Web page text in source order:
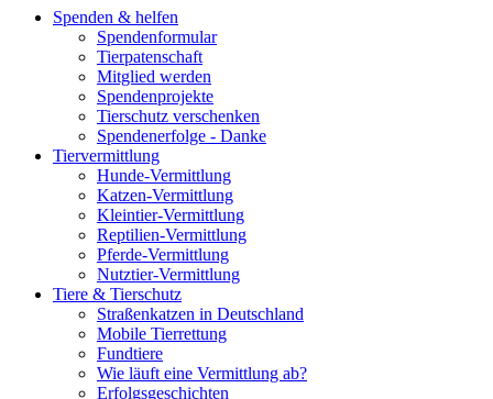
Spenden & helfen
Spendenformular
Tierpatenschaft
Mitglied werden
Spendenprojekte
Tierschutz verschenken
Spendenerfolge - Danke
Tiervermittlung
Hunde-Vermittlung
Katzen-Vermittlung
Kleintier-Vermittlung
Reptilien-Vermittlung
Pferde-Vermittlung
Nutztier-Vermittlung
Tiere & Tierschutz
Straßenkatzen in Deutschland
Mobile Tierrettung
Fundtiere
Wie läuft eine Vermittlung ab?
Erfolgsgeschichten